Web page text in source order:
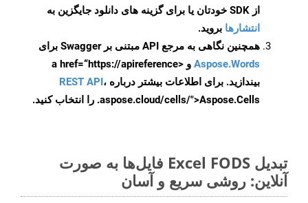
از SDK خودتان یا برای گزینه های دانلود جایگزین به
انتشارها بروید.
همچنین نگاهی به مرجع API مبتنی بر Swagger برای
Aspose.Words
و <a href=“https://apireference
بیندازید. برای اطلاعات بیشتر درباره REST API،
.aspose.cloud/cells/">Aspose.Cells را انتخاب کنید.
تبدیل Excel FODS فایل‌ها به صورت
آنلاین: روشی سریع و آسان